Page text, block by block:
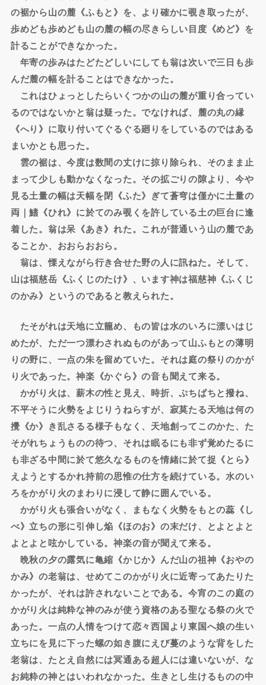
の裾から山の麓《ふもと》を、より確かに覗き取ったが、
歩めども歩めども山の麓の幅の尽きらしい目度《めど》を
計ることができなかった。
年寄の歩みはたどたどしいにしても翁は次いで三日も歩
んだ麓の幅を計ることはできなかった。
これはひょっとしたらいくつかの山の麓が重り合ってい
るのではないかと翁は疑った。でなければ、麓の丸の縁
《へり》に取り付いてぐるぐる廻りをしているのではある
まいかとも思った。
雲の裾は、今度は数間の丈けに掠り除られ、そのまま止
まって少しも動かなくなった。その拡ごりの隙より、今や
見る土量の幅は天幅を閉《ふた》ぎて蒼穹は僅かに土量の
両｜鰭《ひれ》に於てのみ覗くを許している土の巨台に逢
着した。翁は呆《あき》れた。これが普通いう山の麓であ
ることか、おおらおおら。
翁は、慄えながら行き合せた野の人に訊ねた。そして、
山は福慈岳《ふくじのたけ》、います神は福慈神《ふくじ
のかみ》というのであると教えられた。
たそがれは天地に立籠め、もの皆は水のいろに漂いはじ
めたが、ただ一つ漂わされぬものがあって山ふもとの薄明
りの野に、一点の朱を留めていた。それは庭の祭りのかが
り火であった。神楽《かぐら》の音も聞えて来る。
かがり火は、薪木の性と見え、時折、ぷちぱちと撥ね、
不平そうに火勢をよじりうねらすが、寂莫たる天地は何の
攪《か》き乱さるる様子もなく、天地創ってこのかた、た
そがれちょうものの待つ、それは眠るにも非ず覚めたるに
も非ざる中間に於て悠久なるものを情緒に於て捉《とら》
えようとするかれ持前の思惟の仕方を続けている。水のい
ろをかがり火のまわりに浸して静に囲んでいる。
かがり火も張合いがなく、まもなく火勢をもとの蕊《し
べ》立ちの形に引伸し焔《ほのお》の末だけ、とよとよと
よとよと呟かしている。神楽の音が聞えて来る。
晩秋の夕の露気に亀縮《かじか》んだ山の祖神《おやの
かみ》の老翁は、せめてこのかがり火に近寄ってあたりた
かったが、それは許されないことである。今宵のこの庭の
かがり火は純粋な神のみが使う資格のある聖なる祭の火で
あった。一点の人情をつけて恋々西国より東国へ娘の生い
立ちにを見に下った螺の如き腹にえび蔓のような背をした
老翁は、たとえ自然には冥通ある超人には違いないが、な
お純粋の神とはいわれなかった。生きとし生けるものの中